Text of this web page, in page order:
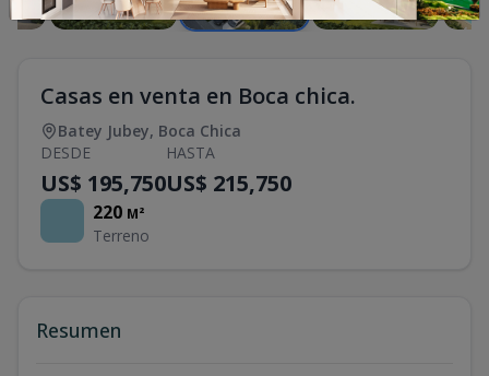
Casas en venta en Boca chica.
Batey Jubey, Boca Chica
DESDE
US$ 195,750
HASTA
US$ 215,750
220 M²
Terreno
Resumen